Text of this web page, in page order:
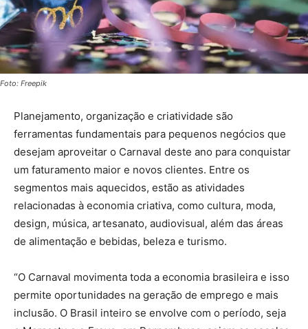
Foto: Freepik
Planejamento, organização e criatividade são
ferramentas fundamentais para pequenos negócios que
desejam aproveitar o Carnaval deste ano para conquistar
um faturamento maior e novos clientes. Entre os
segmentos mais aquecidos, estão as atividades
relacionadas à economia criativa, como cultura, moda,
design, música, artesanato, audiovisual, além das áreas
de alimentação e bebidas, beleza e turismo.
“O Carnaval movimenta toda a economia brasileira e isso
permite oportunidades na geração de emprego e mais
inclusão. O Brasil inteiro se envolve com o período, seja